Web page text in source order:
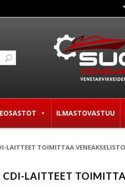
ILMASTOVASTUU
LAITTEET TOIMITTAA
CDI-LAITTEET